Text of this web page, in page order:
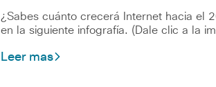
¿Sabes cuánto crecerá Internet hacia el
en la siguiente infografía. (Dale clic a la
Leer mas